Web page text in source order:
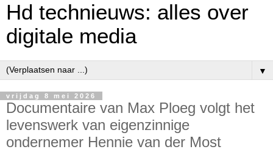
Hd technieuws: alles over
digitale media
▼
vrijdag 8 mei 2026
Documentaire van Max Ploeg volgt het
levenswerk van eigenzinnige
ondernemer Hennie van der Most